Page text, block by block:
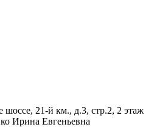
шоссе, 21-й км., д.3, стр.2, 2 этаж
Ирина Евгеньевна